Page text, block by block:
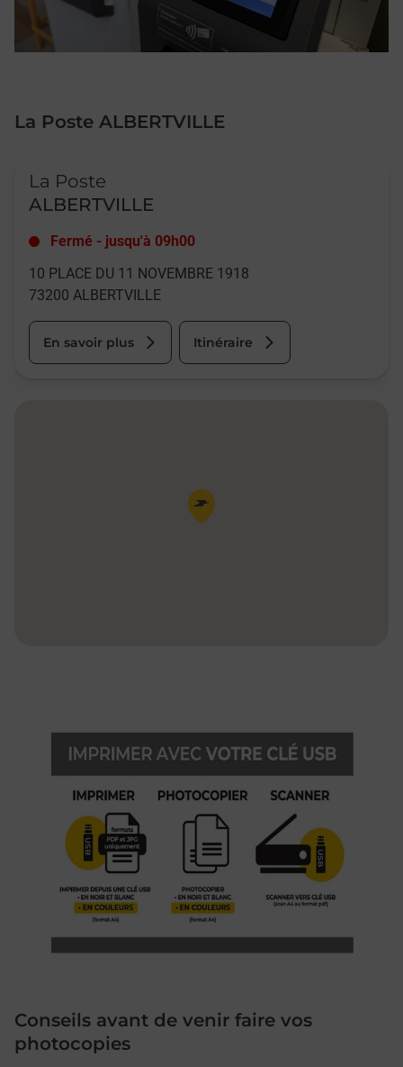
La Poste ALBERTVILLE
La Poste
ALBERTVILLE
Fermé - jusqu'à 09h00
10 PLACE DU 11 NOVEMBRE 1918
73200 ALBERTVILLE
En savoir plus Itinéraire
Pin de la carte
Conseils avant de venir faire vos
photocopies